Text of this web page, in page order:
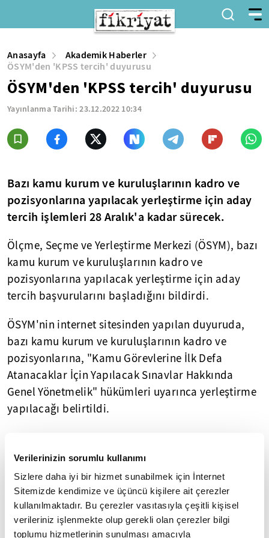
Verilerinizin sorumlu kullanımı
Sizlere daha iyi bir hizmet sunabilmek için İnternet
Sitemizde kendimize ve üçüncü kişilere ait çerezler
kullanılmaktadır. Bu çerezler vasıtasıyla çeşitli kişisel
verileriniz işlenmekte olup gerekli olan çerezler bilgi
toplumu hizmetlerinin sunulması amacıyla
Anasayfa
Akademik Haberler
ÖSYM'den 'KPSS tercih' duyurusu
ÖSYM'den 'KPSS tercih' duyurusu
Yayınlanma Tarihi:23.12.2022 10:34
Bazı kamu kurum ve kuruluşlarının kadro ve
pozisyonlarına yapılacak yerleştirme için aday
tercih işlemleri 28 Aralık'a kadar sürecek.
Ölçme, Seçme ve Yerleştirme Merkezi (ÖSYM), bazı
kamu kurum ve kuruluşlarının kadro ve
pozisyonlarına yapılacak yerleştirme için aday
tercih başvurularını başladığını bildirdi.
ÖSYM'nin internet sitesinden yapılan duyuruda,
bazı kamu kurum ve kuruluşlarının kadro ve
pozisyonlarına, "Kamu Görevlerine İlk Defa
Atanacaklar İçin Yapılacak Sınavlar Hakkında
Genel Yönetmelik" hükümleri uyarınca yerleştirme
yapılacağı belirtildi.
kılavuzuna göre tercih işlemleri 28 Aralık saat
23.59'da sona erecek.
Tercih işlemleri, ÖSYM'nin
https://ais.osym.gov.tr"internet adresinden,
T.C. kimlik numarası ve aday şifresi kullanılarak